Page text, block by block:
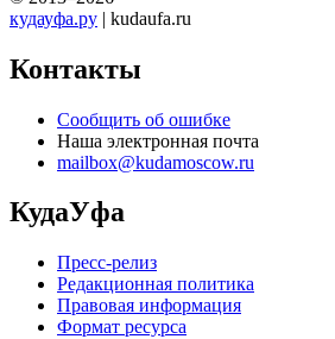
кудауфа.ру | kudaufa.ru
Контакты
Сообщить об ошибке
Наша электронная почта
mailbox@kudamoscow.ru
КудаУфа
Пресс-релиз
Редакционная политика
Правовая информация
Формат ресурса